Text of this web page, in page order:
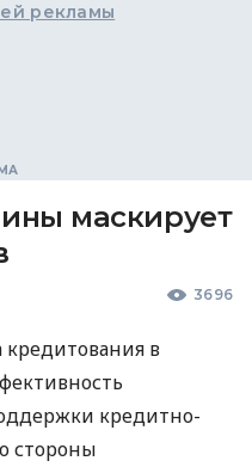
рекламы
маскирует
3696
кредитования в
кредитно-
стороны